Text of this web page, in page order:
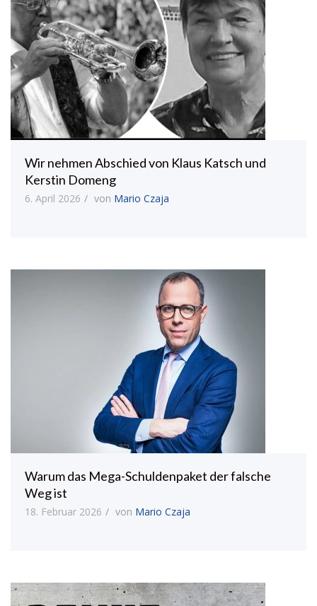
Wir nehmen Abschied von Klaus Katsch und
Kerstin Domeng
6. April 2026 von Mario Czaja
Warum das Mega-Schuldenpaket der falsche
Weg ist
18. Februar 2026 von Mario Czaja